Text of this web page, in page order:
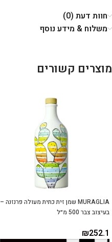
חוות דעת (0)
משלוח & מידע נוסף
מוצרים קשורים
MURAGLIA שמן זית כתית מעולה פרנזנה –
בעיצוב צבר 500 מ״ל
₪252.1